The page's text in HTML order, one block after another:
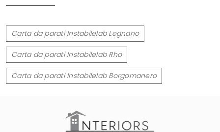
Carta da parati Instabilelab Legnano
Carta da parati Instabilelab Rho
Carta da parati Instabilelab Borgomanero